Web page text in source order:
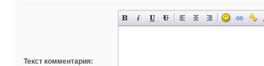
Текст комментария: